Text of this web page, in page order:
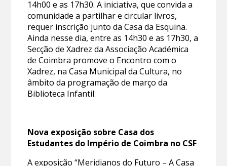
14h00 e as 17h30. A iniciativa, que convida a
comunidade a partilhar e circular livros,
requer inscrição junto da Casa da Esquina.
Ainda nesse dia, entre as 14h30 e as 17h30, a
Secção de Xadrez da Associação Académica
de Coimbra promove o Encontro com o
Xadrez, na Casa Municipal da Cultura, no
âmbito da programação de março da
Biblioteca Infantil.
Nova exposição sobre Casa dos
Estudantes do Império de Coimbra no CSF
A exposição “Meridianos do Futuro – A Casa